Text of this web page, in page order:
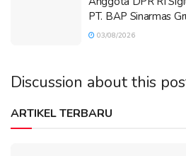
PT. BAP Sinarmas
03/08/2026
Discussion about this
ARTIKEL TERBARU